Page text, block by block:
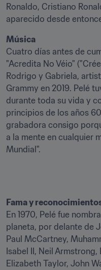
Ronaldo, Cristiano
aparecido desde
Música
Cuatro días antes de
"Acredita No Véio"
Rodrigo y Gabriela,
Grammy en 2019. Pelé
durante toda su vida y
principios de los años
grabadora consigo
a la mente en cualquier
Mundial".
Fama y
En 1970, Pelé fue
planeta, por delante de
Paul McCartney,
Isabel II, Neil
Elizabeth Taylor, John